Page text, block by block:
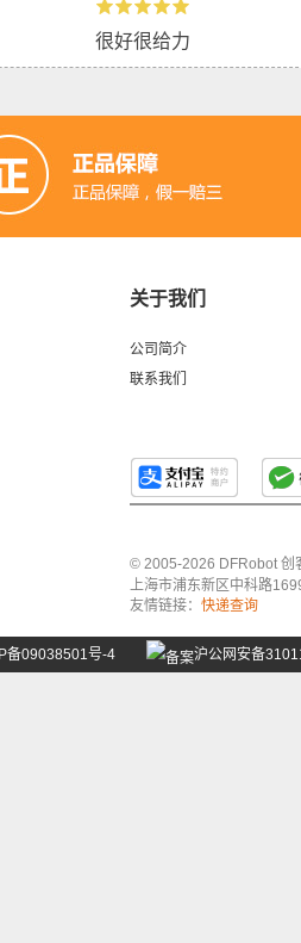
很好很给力
关于我们
公司简介
联系我们
© 2005-2026 DFRobot 创
上海市浦东新区中科路
友情链接： 快递查询
备09038501号-4 沪公网安备